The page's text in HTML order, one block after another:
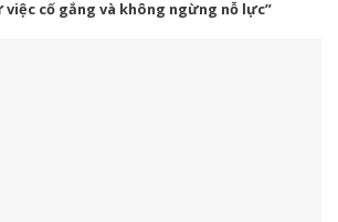
việc cố gắng và không ngừng nỗ lực”